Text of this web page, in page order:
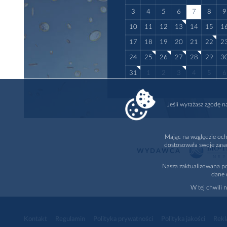
3 4 5 6 7 8 9
10 11 12 13 14 15
17 18 19 20 21 22
24 25 26 27 28 29
31 1 2 3 4 5 6
Jeśli wyrażasz zgodę
Mając na względzie
dostosowała swoje
Nasza zaktualizowana
dane
W tej chwili